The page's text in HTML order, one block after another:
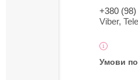
+380
Viber,